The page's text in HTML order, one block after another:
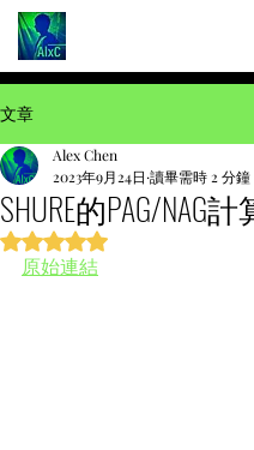
文章
SHURE的PAG/NAG
Alex Chen
2023年9月24日 讀畢需時 2 分鐘
評等為 NaN（最高為 5 顆星
原始連結